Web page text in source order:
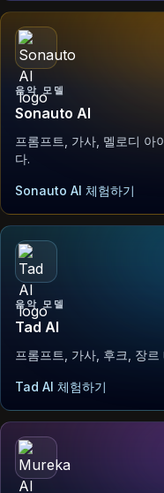
음악 모델
Sonauto AI
프롬프트, 가사, 멜로디 아
다.
Sonauto AI 체험하기
음악 모델
Tad AI
프롬프트, 가사, 후크, 장
Tad AI 체험하기